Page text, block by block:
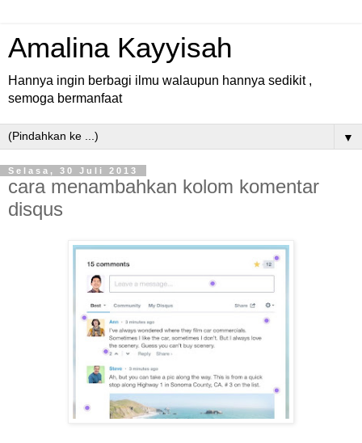
Amalina Kayyisah
Hannya ingin berbagi ilmu walaupun hannya sedikit ,
semoga bermanfaat
▼
Selasa, 30 Juli 2013
cara menambahkan kolom komentar
disqus